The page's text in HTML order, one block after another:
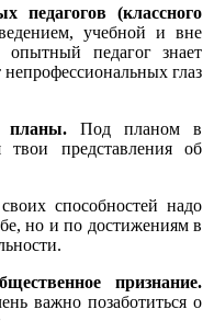
педагогов (классного
учебной и вне
опытный педагог знает
непрофессиональных глаз
планы.Под планом в
твои представления об
способностей надо
но и по достижениям в
признание.
важно позаботиться о